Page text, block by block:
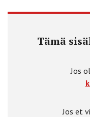
Tämä
Jos
Jos et